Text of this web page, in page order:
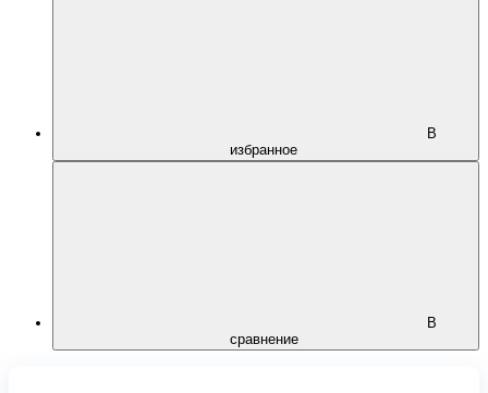
В
избранное
В
сравнение